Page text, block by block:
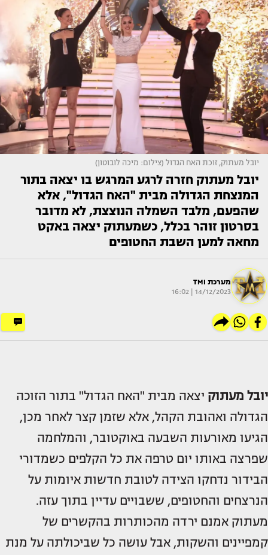
יובל מעתוק, זוכת האח הגדול (צילום: מיכה לובוטון)
יובל מעתוק חזרה לרגע המרגש בו יצאה בתור
המנצחת הגדולה מבית "האח הגדול", אלא
שהפעם, מלבד השמלה הנוצצת, לא מדובר
בסרטון זוהר בכלל, כשמעתוק יצאה באקט
מחאה למען השבת החטופים
מערכת TMI
14/12/2023 | 16:02
יובל מעתוק יצאה מבית "האח הגדול" בתור הזוכה
הגדולה ואהובת הקהל, אלא שזמן קצר לאחר מכן,
הגיעו מאורעות השבעה באוקטובר, והמלחמה
שפרצה באותו יום טרפה את כל הקלפים כשמדורי
הבידור נדחקו הצידה לטובת חדשות איומות על
הנרצחים והחטופים, ששבויים עדיין בתוך עזה.
מעתוק אמנם ירדה מהכותרות בהקשרים של
קמפיינים והשקות, אבל עושה כל שביכולתה על מנת